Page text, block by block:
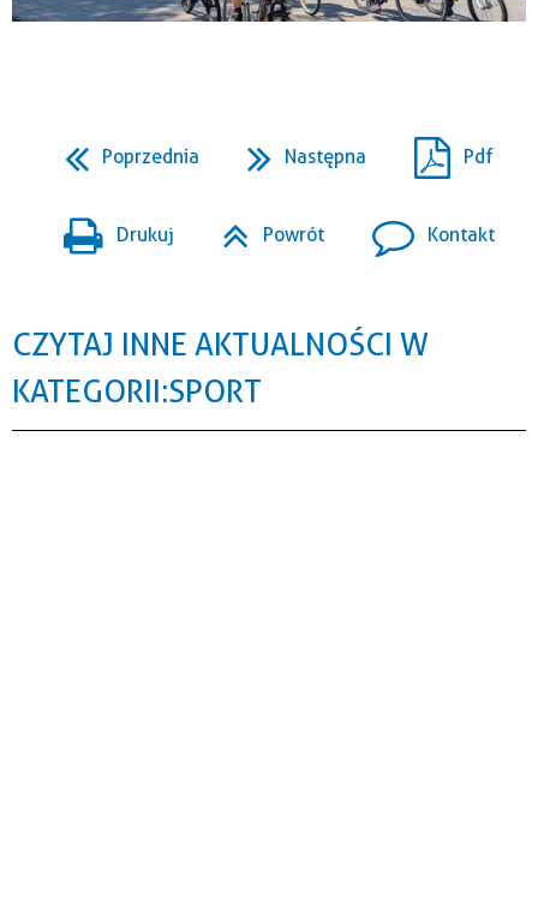
Poprzednia Następna Pdf
Drukuj Powrót Kontakt
CZYTAJ INNE AKTUALNOŚCI W
KATEGORII: SPORT